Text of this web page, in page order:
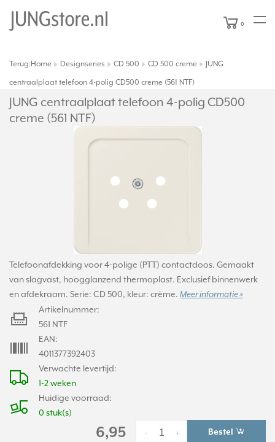
0
Terug Home Designseries CD 500 CD 500 creme JUNG
centraalplaat telefoon 4-polig CD500 creme (561 NTF)
JUNG centraalplaat telefoon 4-polig CD500
creme (561 NTF)
Telefoonafdekking voor 4-polige (PTT) contactdoos. Gemaakt
van slagvast, hoogglanzend thermoplast. Exclusief binnenwerk
en afdekraam. Serie: CD 500, kleur: crème. Meer informatie »
Verwachte levertijd:
1-2 weken
Huidige voorraad:
0 stuk(s)
Artikelnummer:
561 NTF
EAN:
4011377392403
6,95 +
- Bestel